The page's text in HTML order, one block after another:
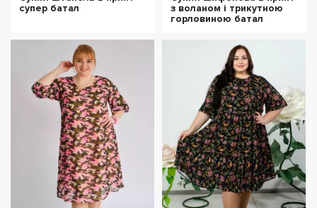
супер батал
з воланом і трикутною
горловиною батал